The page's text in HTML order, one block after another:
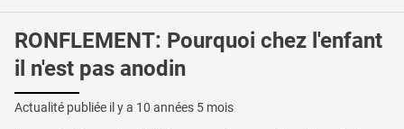
RONFLEMENT: Pourquoi chez l'enfant
il n'est pas anodin
Actualité publiée il y a 10 années 5 mois